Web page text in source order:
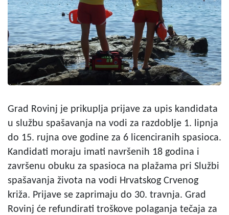
Grad Rovinj je prikuplja prijave za upis kandidata
u službu spašavanja na vodi za razdoblje 1. lipnja
do 15. rujna ove godine za 6 licenciranih spasioca.
Kandidati moraju imati navršenih 18 godina i
završenu obuku za spasioca na plažama pri Službi
spašavanja života na vodi Hrvatskog Crvenog
križa. Prijave se zaprimaju do 30. travnja. Grad
Rovinj će refundirati troškove polaganja tečaja za